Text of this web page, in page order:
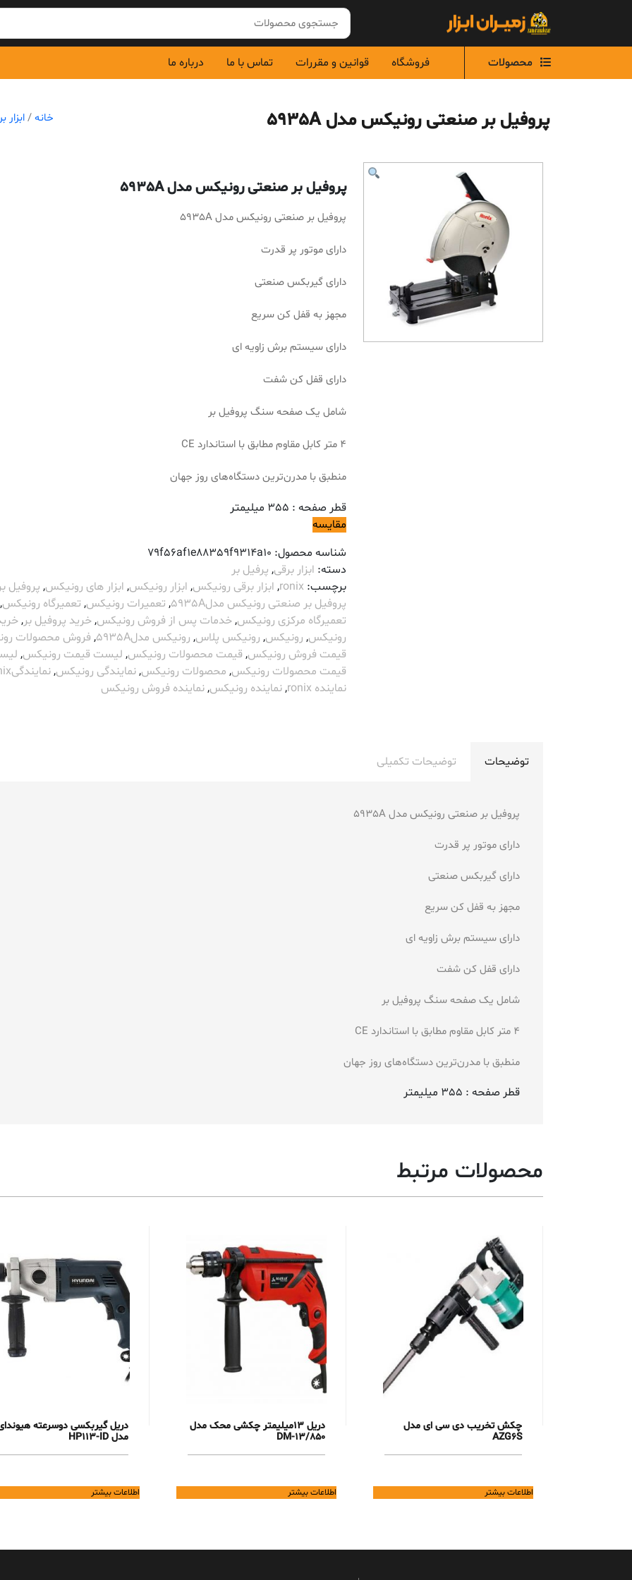
محصولات فروشگاه قوانین و مقررات تماس با ما درباره ما
پروفیل بر صنعتی رونیکس مدل 5935A خانه /ابزار
پروفیل بر صنعتی رونیکس مدل 5935A
پروفیل بر صنعتی رونیکس مدل 5935A
دارای موتور پر قدرت
دارای گیربکس صنعتی
مجهز به قفل کن سریع
دارای سیستم برش زاویه ای
دارای قفل کن شفت
شامل یک صفحه سنگ پروفیل بر
4 متر کابل مقاوم مطابق با استاندارد CE
منطبق با مدرن‌ترین دستگاه‌های روز جهان
قطر صفحه : 355 میلیمتر
مقایسه
شناسه محصول: 79f56af1e88359f9314a10
دسته: ابزار برقی, پرفیل بر
برچسب: ronix
, ابزار برقی رونیکس, ابزار رونیکس, ابزار های رونیکس, پروفیل بر
پروفیل بر صنعتی رونیکس مدل5935A
, تعمیرات رونیکس, تعمیرگاه رونیکس,
تعمیرگاه مرکزی رونیکس,خدمات پس از فروش رونیکس,خرید پروفیل بر,
رونیکس, رونیکس, رونیکس پلاس, رونیکس مدل5935A , فروش محصولات
قیمت فروش رونیکس, قیمت محصولات رونیکس, لیست قیمت رونیکس,
قیمت محصولات رونیکس, محصولات رونیکس,نمایندگی رونیکس,نمایندگیronix
نماینده ronix
,نماینده رونیکس,نماینده فروش رونیکس
توضیحات توضیحات تکمیلی
پروفیل بر صنعتی رونیکس مدل 5935A
دارای موتور پر قدرت
دارای گیربکس صنعتی
مجهز به قفل کن سریع
دارای سیستم برش زاویه ای
دارای قفل کن شفت
شامل یک صفحه سنگ پروفیل بر
4 متر کابل مقاوم مطابق با استاندارد CE
منطبق با مدرن‌ترین دستگاه‌های روز جهان
قطر صفحه : 355 میلیمتر
محصولات مرتبط
چکش تخریب دی سی ای مدل
AZG6S
اطلاعات بیشتر
دریل 13میلیمتر چکشی محک مدل
DM-13/850
اطلاعات بیشتر
دریل گیربکسی دوسرعته
مدل HP113-ID
اطلاعات بیشتر